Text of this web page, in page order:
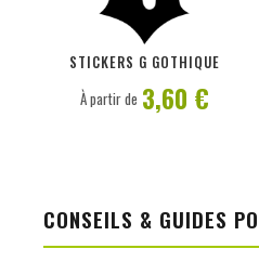
STICKERS G GOTHIQUE
PERSONNALISER
À partir de 3,60 €
CONSEILS & GUIDES